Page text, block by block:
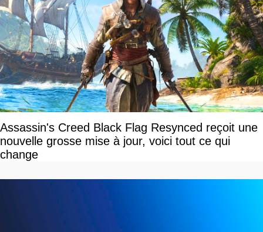
Assassin's Creed Black Flag Resynced reçoit une
nouvelle grosse mise à jour, voici tout ce qui
change